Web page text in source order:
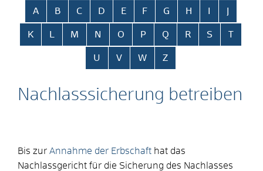
Alphabetisches Register überspringen
A B C D E F G H
K L M N O P Q R S T
U V W Z
Nachlasssicherung betreiben
Bis zur Annahme der Erbschaft hat das
Nachlassgericht für die Sicherung des Nachlasses